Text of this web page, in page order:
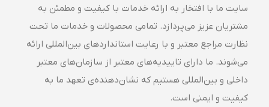
سایت ما با افتخار به ارائه خدمات با کیفیت و مطمئن به
مشتریان عزیز می‌پردازد. تمامی محصولات و خدمات ما تحت
نظارت مراجع معتبر و با رعایت استانداردهای بین‌المللی ارائه
می‌شوند. ما دارای تاییدیه‌های معتبر از سازمان‌های معتبر
داخلی و بین‌المللی هستیم که نشان‌دهنده‌ی تعهد ما به
کیفیت و ایمنی است.